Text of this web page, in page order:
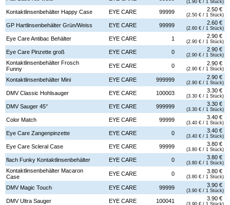
(1.90 € / 1 Stück)
Kontaktlinsenbehälter Happy Case EYE CARE 99999 2.50 €
(2.50 € / 1 Stück)
GP Hartlinsenbehälter Grün/Weiss EYE CARE 99999 2.60 €
(2.60 € / 1 Stück)
Eye Care Antibac Behälter EYE CARE 1 2.90 €
(2.90 € / 1 Stück)
Eye Care Pinzette groß EYE CARE 0 2.90 €
(2.90 € / 1 Stück)
Kontaktlinsenbehälter Frosch
Funny
EYE CARE 0 2.90 €
(2.90 € / 1 Stück)
Kontaktlinsenbehälter Mini EYE CARE 999999 2.90 €
(2.90 € / 1 Stück)
DMV Classic Hohlsauger EYE CARE 100003 3.30 €
(3.30 € / 1 Stück)
DMV Sauger 45° EYE CARE 999999 3.30 €
(3.30 € / 1 Stück)
Color Match EYE CARE 99999 3.40 €
(3.40 € / 1 Stück)
Eye Care Zangenpinzette EYE CARE 0 3.40 €
(3.40 € / 1 Stück)
Eye Care Scleral Case EYE CARE 99999 3.80 €
(3.80 € / 1 Stück)
flach Funky Kontaktlinsenbehälter EYE CARE 0 3.80 €
(3.80 € / 1 Stück)
Kontaktlinsenbehälter Macaron
Case
EYE CARE 0 3.80 €
(3.80 € / 1 Stück)
DMV Magic Touch EYE CARE 99999 3.90 €
(3.90 € / 1 Stück)
DMV Ultra Sauger EYE CARE 100041 3.90 €
(3.90 € / 1 Stück)